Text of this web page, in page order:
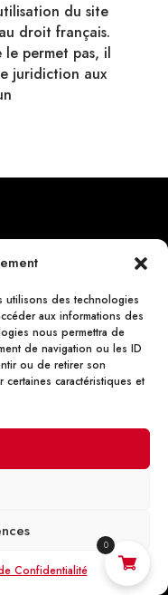
utilisons des technologies
aux informations des
nous permettra de
de navigation ou les ID
ou de retirer son
caractéristiques et
Confidentialité
du site
droit français.
le permet pas, il
juridiction aux
0